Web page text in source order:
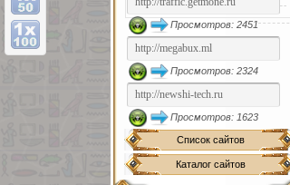
Просмотров: 2451
Просмотров: 2324
Просмотров: 1623
Список сайтов
Каталог сайтов